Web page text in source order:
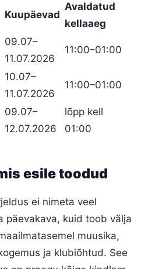
Kuupäevad
Avaldatud
kellaaeg
09.07–
11.07.2026
11:00–01:00
10.07–
11.07.2026
11:00–01:00
09.07–
12.07.2026
lõpp kell
01:00
esile toodud
ei nimeta veel
päevakava, kuid toob välja
muusika,
ja klubiõhtud. See